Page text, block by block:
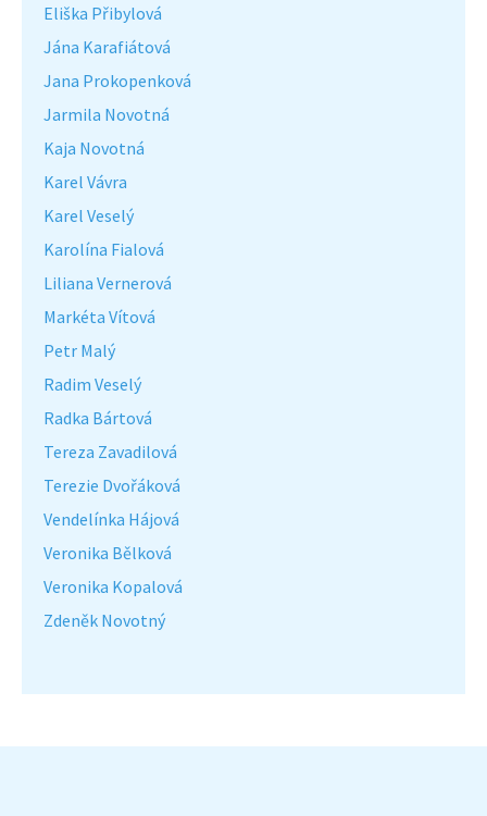
Eliška Přibylová
Jána Karafiátová
Jana Prokopenková
Jarmila Novotná
Kaja Novotná
Karel Vávra
Karel Veselý
Karolína Fialová
Liliana Vernerová
Markéta Vítová
Petr Malý
Radim Veselý
Radka Bártová
Tereza Zavadilová
Terezie Dvořáková
Vendelínka Hájová
Veronika Bělková
Veronika Kopalová
Zdeněk Novotný